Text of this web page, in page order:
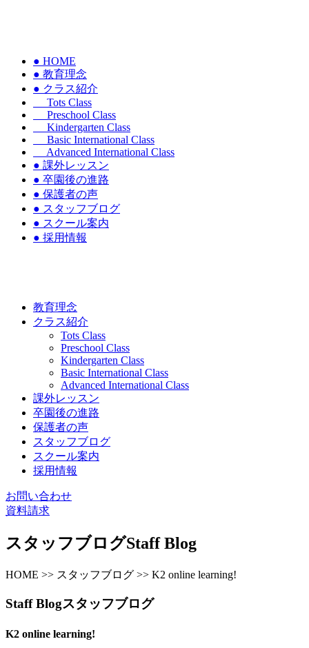
● HOME
● 教育理念
● クラス紹介
Tots Class
Preschool Class
Kindergarten Class
Basic International Class
Advanced International Class
● 課外レッスン
● 卒園後の進路
● 保護者の声
● スタッフブログ
● スクール案内
● 採用情報
教育理念
クラス紹介
Tots Class
Preschool Class
Kindergarten Class
Basic International Class
Advanced International Class
課外レッスン
卒園後の進路
保護者の声
スタッフブログ
スクール案内
採用情報
お問い合わせ
資料請求
スタッフブログStaff Blog
HOME >> スタッフブログ >> K2 online learning!
Staff Blogスタッフブログ
K2 online learning!